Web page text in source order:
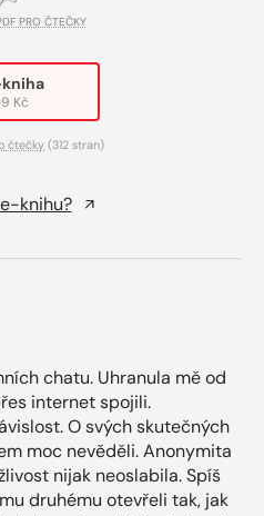
PRO ČTEČKY
Kč
čtečky (312 stran)
knihu?
chatu. Uhranula mě od
internet spojili.
O svých skutečných
moc nevěděli. Anonymita
nijak neoslabila. Spíš
druhému otevřeli tak, jak